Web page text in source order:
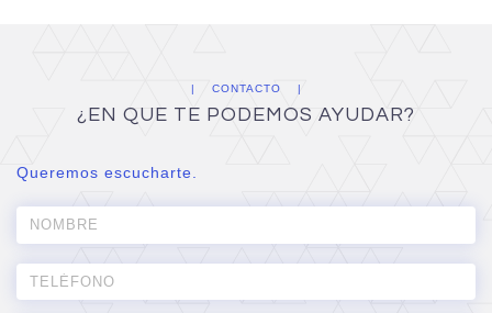
CONTACTO
¿EN QUE TE PODEMOS AYUDAR?
Queremos escucharte.